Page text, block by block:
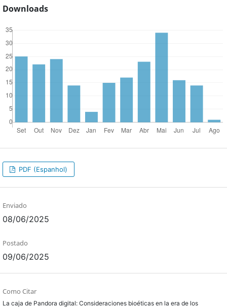
Downloads
PDF (Espanhol)
Enviado
08/06/2025
Postado
09/06/2025
Como Citar
La caja de Pandora digital: Consideraciones bioéticas en la era de los